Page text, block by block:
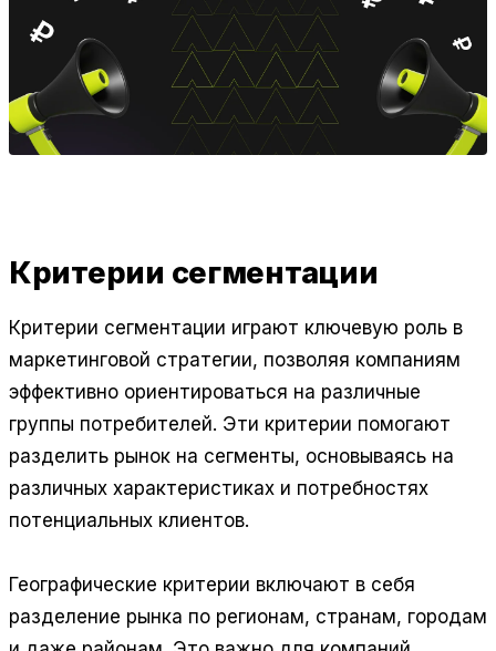
Критерии сегментации
Критерии сегментации играют ключевую роль в
маркетинговой стратегии, позволяя компаниям
эффективно ориентироваться на различные
группы потребителей. Эти критерии помогают
разделить рынок на сегменты, основываясь на
различных характеристиках и потребностях
потенциальных клиентов.
Географические критерии включают в себя
разделение рынка по регионам, странам, городам